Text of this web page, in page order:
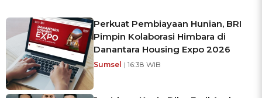
Perkuat Pembiayaan Hunian, BRI
Pimpin Kolaborasi Himbara di
Danantara Housing Expo 2026
Sumsel | 16:38 WIB